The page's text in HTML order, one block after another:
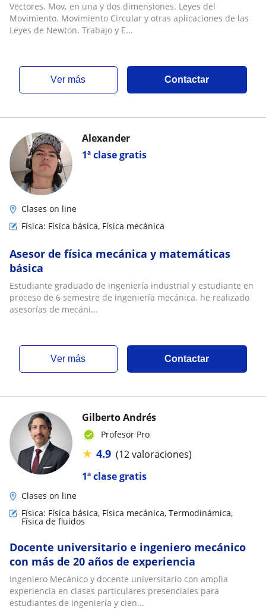
Vectores. Mov. en una y dos dimensiones. Leyes del
Movimiento. Movimiento Circular y otras aplicaciones de las
Leyes de Newton. Trabajo y E...
ver más Contactar
1ª clase gratis
Alexander
Clases on line
Física: Física básica, Física mecánica
Asesor de física mecánica y matemáticas
básica
Estudiante graduado de ingeniería industrial y estudiante en
proceso de 6 semestre de ingeniería mecánica. he realizado
asesorías de mecáni...
ver más Contactar
1ª clase gratis
Gilberto Andrés
Profesor Pro
★ 4.9 (12 valoraciones)
Clases on line
Física: Física básica, Física mecánica, Termodinámica,
Física de fluidos
Docente universitario e ingeniero mecánico
con más de 20 años de experiencia
Ingeniero Mecánico y docente universitario con amplia
experiencia en clases particulares presenciales para
estudiantes de ingeniería y cien...